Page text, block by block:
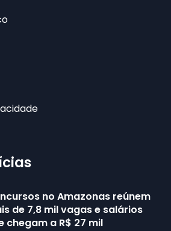
no Amazonas reúnem
de 7,8 mil vagas e salários
chegam a R$ 27 mil